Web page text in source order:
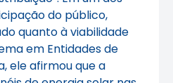
do público,
quanto à viabilidade
em Entidades de
ele afirmou que a